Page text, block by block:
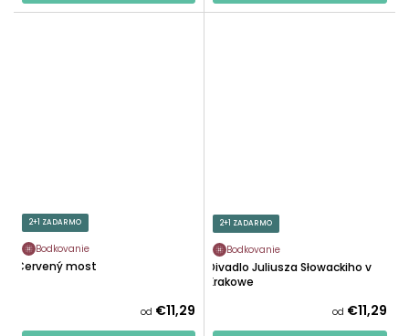
2+1 ZADARMO
Bodkovanie
Červený most
od €11,29
2+1 ZADARMO
Bodkovanie
Divadlo Juliusza Słowackiho v
Krakowe
od €11,29